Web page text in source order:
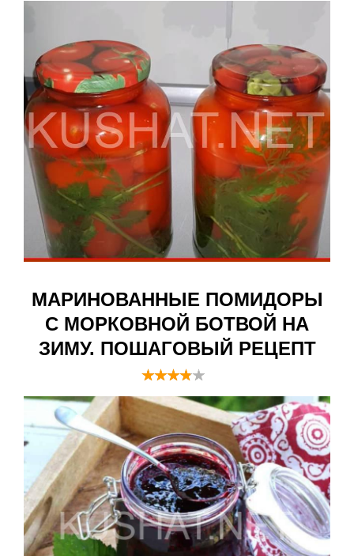
МАРИНОВАННЫЕ ПОМИДОРЫ
С МОРКОВНОЙ БОТВОЙ НА
ЗИМУ. ПОШАГОВЫЙ РЕЦЕПТ